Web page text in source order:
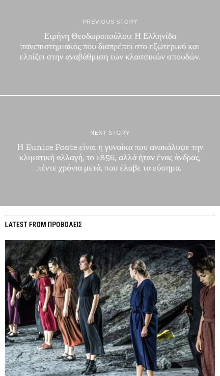
PREVIOUS STORY
Ειρήνη Θεοδωροπούλου: Η Ελληνίδα
πανεπιστημιακός που διαπρέπει στο εξωτερικό και
ελπίζει στην αναβάθμιση των κλασσικών σπουδών.
NEXT STORY
Η Eunice Foote είναι η γυναίκα που ανακάλυψε την
κλιματική αλλαγή, το 1856, αλλά ήταν ένας άνδρας,
πέντε χρόνια μετά, που έλαβε τα εύσημα.
LATEST FROM ΠΡΟΒΟΛΕΙΣ